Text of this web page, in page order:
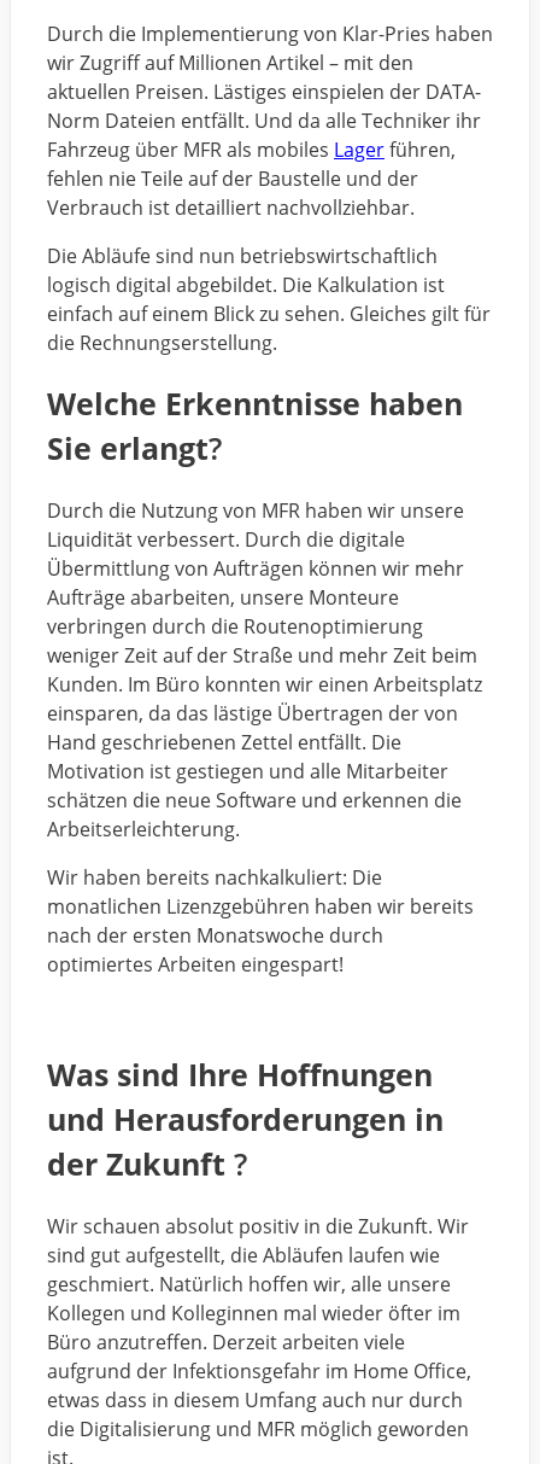
Durch die Implementierung von Klar-Pries haben
wir Zugriff auf Millionen Artikel – mit den
aktuellen Preisen. Lästiges einspielen der DATA-
Norm Dateien entfällt. Und da alle Techniker ihr
Fahrzeug über MFR als mobiles Lagerführen,
fehlen nie Teile auf der Baustelle und der
Verbrauch ist detailliert nachvollziehbar.
Die Abläufe sind nun betriebswirtschaftlich
logisch digital abgebildet. Die Kalkulation ist
einfach auf einem Blick zu sehen. Gleiches gilt für
die Rechnungserstellung.
Welche Erkenntnisse haben
Sie erlangt?
Durch die Nutzung von MFR haben wir unsere
Liquidität verbessert. Durch die digitale
Übermittlung von Aufträgen können wir mehr
Aufträge abarbeiten, unsere Monteure
verbringen durch die Routenoptimierung
weniger Zeit auf der Straße und mehr Zeit beim
Kunden. Im Büro konnten wir einen Arbeitsplatz
einsparen, da das lästige Übertragen der von
Hand geschriebenen Zettel entfällt. Die
Motivation ist gestiegen und alle Mitarbeiter
schätzen die neue Software und erkennen die
Arbeitserleichterung.
Wir haben bereits nachkalkuliert: Die
monatlichen Lizenzgebühren haben wir bereits
nach der ersten Monatswoche durch
optimiertes Arbeiten eingespart!
Was sind Ihre Hoffnungen
und Herausforderungen in
der Zukunft ?
Wir schauen absolut positiv in die Zukunft. Wir
sind gut aufgestellt, die Abläufen laufen wie
geschmiert. Natürlich hoffen wir, alle unsere
Kollegen und Kolleginnen mal wieder öfter im
Büro anzutreffen. Derzeit arbeiten viele
aufgrund der Infektionsgefahr im Home Office,
etwas dass in diesem Umfang auch nur durch
die Digitalisierung und MFR möglich geworden
ist.